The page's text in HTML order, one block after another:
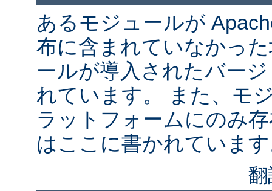
あるモジュールが
布に含まれていなかっ
ールが導入されたバー
れています。 また、モ
ラットフォームにのみ
はここに書かれていま